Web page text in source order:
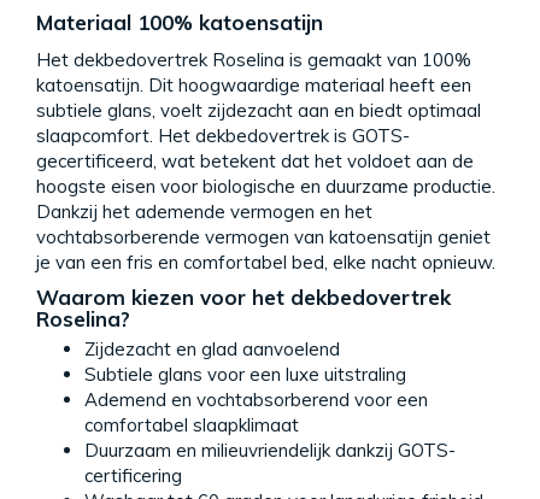
Materiaal 100% katoensatijn
Het dekbedovertrek Roselina is gemaakt van 100%
katoensatijn. Dit hoogwaardige materiaal heeft een
subtiele glans, voelt zijdezacht aan en biedt optimaal
slaapcomfort. Het dekbedovertrek is GOTS-
gecertificeerd, wat betekent dat het voldoet aan de
hoogste eisen voor biologische en duurzame productie.
Dankzij het ademende vermogen en het
vochtabsorberende vermogen van katoensatijn geniet
je van een fris en comfortabel bed, elke nacht opnieuw.
Waarom kiezen voor het dekbedovertrek
Roselina?
Zijdezacht en glad aanvoelend
Subtiele glans voor een luxe uitstraling
Ademend en vochtabsorberend voor een
comfortabel slaapklimaat
Duurzaam en milieuvriendelijk dankzij GOTS-
certificering